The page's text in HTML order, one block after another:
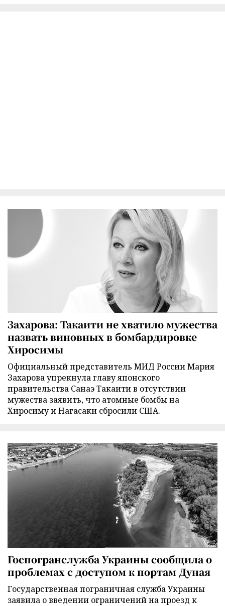
Захарова: Такаити не хватило мужества
назвать виновных в бомбардировке
Хиросимы
Официальный представитель МИД России Мария
Захарова упрекнула главу японского
правительства Санаэ Такаити в отсутствии
мужества заявить, что атомные бомбы на
Хиросиму и Нагасаки сбросили США.
Госпогранслужба Украины сообщила о
проблемах с доступом к портам Дуная
Государственная пограничная служба Украины
заявила о введении ограничений на проезд к